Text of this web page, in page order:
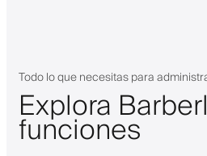
Todo lo que necesitas para
Explora
funciones